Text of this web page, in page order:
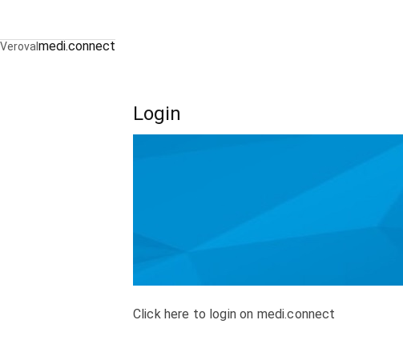
Veroval medi.connect
Login
Click here to login on medi.connect